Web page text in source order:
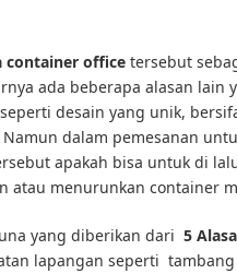
container office tersebut
ada beberapa alasan lain
desain yang unik,
dalam pemesanan
apakah bisa untuk di
atau menurunkan container
yang diberikan dari 5
lapangan seperti